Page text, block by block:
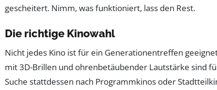
gescheitert. Nimm, was funktioniert, lass den Rest.
Die richtige Kinowahl
Nicht jedes Kino ist für ein Generationentreffen
mit 3D-Brillen und ohrenbetäubender Lautstärke sind
Suche stattdessen nach Programmkinos oder